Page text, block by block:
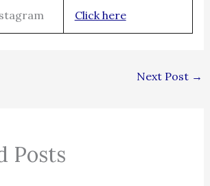
Click here
Next Post →
Posts